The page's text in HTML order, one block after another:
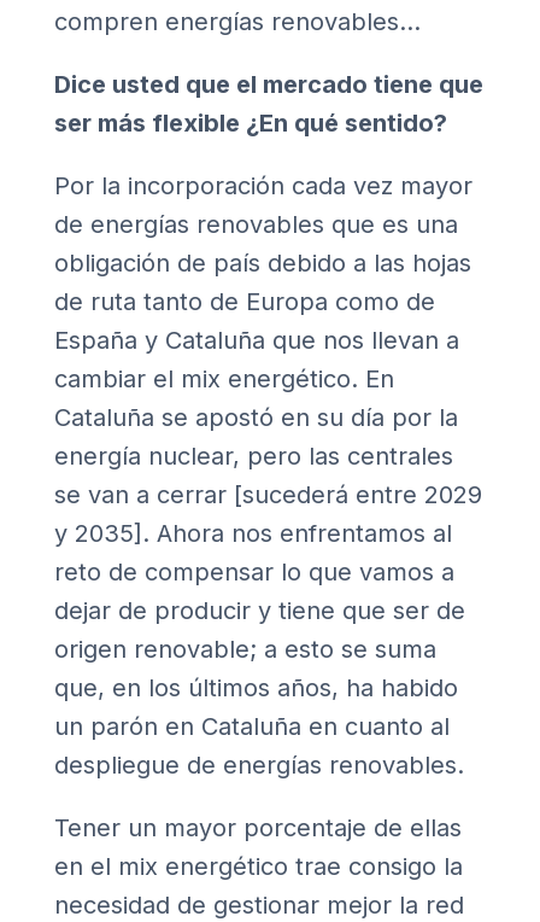
compren energías renovables…
Dice usted que el mercado tiene que
ser más flexible ¿En qué sentido?
Por la incorporación cada vez mayor
de energías renovables que es una
obligación de país debido a las hojas
de ruta tanto de Europa como de
España y Cataluña que nos llevan a
cambiar el mix energético. En
Cataluña se apostó en su día por la
energía nuclear, pero las centrales
se van a cerrar [sucederá entre 2029
y 2035]. Ahora nos enfrentamos al
reto de compensar lo que vamos a
dejar de producir y tiene que ser de
origen renovable; a esto se suma
que, en los últimos años, ha habido
un parón en Cataluña en cuanto al
despliegue de energías renovables.
Tener un mayor porcentaje de ellas
en el mix energético trae consigo la
necesidad de gestionar mejor la red